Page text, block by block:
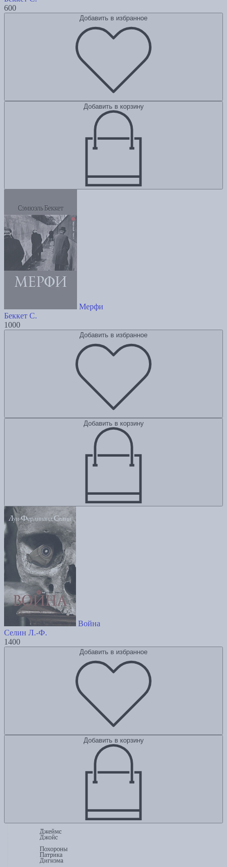
600
Добавить в избранное
Добавить в корзину
Мерфи
Беккет С.
1000
Добавить в избранное
Добавить в корзину
Война
Селин Л.-Ф.
1400
Добавить в избранное
Добавить в корзину